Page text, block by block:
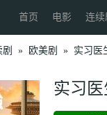
首页 电影 连续
» 欧美剧 » 实习医
实习